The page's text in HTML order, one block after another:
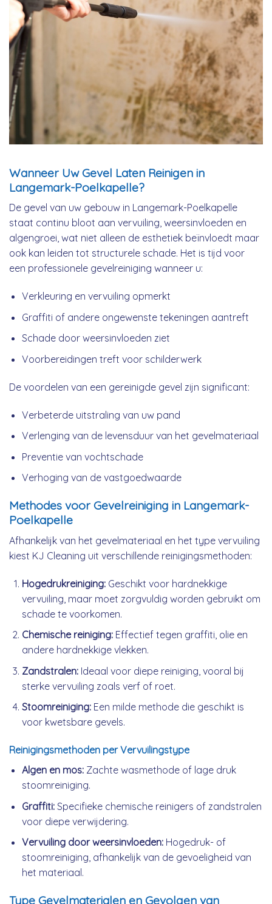
Wanneer Uw Gevel Laten Reinigen in
Langemark-Poelkapelle?
De gevel van uw gebouw in Langemark-Poelkapelle
staat continu bloot aan vervuiling, weersinvloeden en
algengroei, wat niet alleen de esthetiek beïnvloedt maar
ook kan leiden tot structurele schade. Het is tijd voor
een professionele gevelreiniging wanneer u:
Verkleuring en vervuiling opmerkt
Graffiti of andere ongewenste tekeningen aantreft
Schade door weersinvloeden ziet
Voorbereidingen treft voor schilderwerk
De voordelen van een gereinigde gevel zijn significant:
Verbeterde uitstraling van uw pand
Verlenging van de levensduur van het gevelmateriaal
Preventie van vochtschade
Verhoging van de vastgoedwaarde
Methodes voor Gevelreiniging in Langemark-
Poelkapelle
Afhankelijk van het gevelmateriaal en het type vervuiling
kiest KJ Cleaning uit verschillende reinigingsmethoden:
Hogedrukreiniging:Geschikt voor hardnekkige
vervuiling, maar moet zorgvuldig worden gebruikt om
schade te voorkomen.
Chemische reiniging:Effectief tegen graffiti, olie en
andere hardnekkige vlekken.
Zandstralen:Ideaal voor diepe reiniging, vooral bij
sterke vervuiling zoals verf of roet.
Stoomreiniging:Een milde methode die geschikt is
voor kwetsbare gevels.
Reinigingsmethoden per Vervuilingstype
Algen en mos:Zachte wasmethode of lage druk
stoomreiniging.
Graffiti:Specifieke chemische reinigers of zandstralen
voor diepe verwijdering.
Vervuiling door weersinvloeden:Hogedruk- of
stoomreiniging, afhankelijk van de gevoeligheid van
het materiaal.
Type Gevelmaterialen en Gevolgen van